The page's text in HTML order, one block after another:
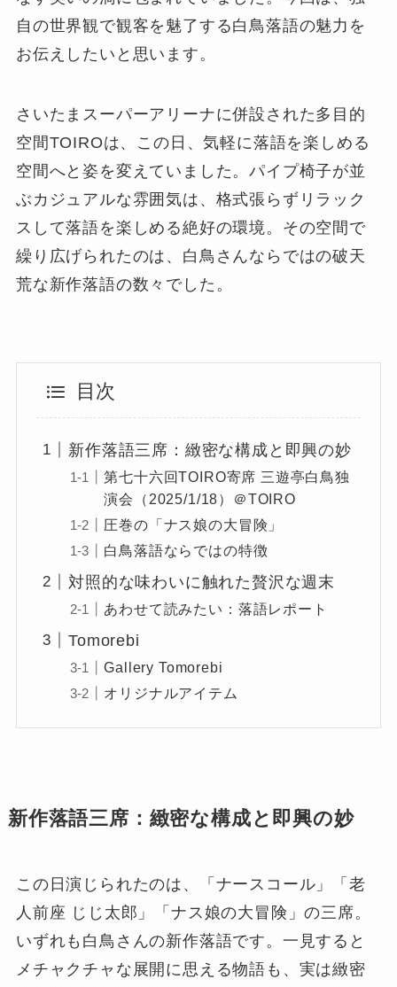
自の世界観で観客を魅了する白鳥落語の魅力を
お伝えしたいと思います。
さいたまスーパーアリーナに併設された多目的
空間TOIROは、この日、気軽に落語を楽しめる
空間へと姿を変えていました。パイプ椅子が並
ぶカジュアルな雰囲気は、格式張らずリラック
スして落語を楽しめる絶好の環境。その空間で
繰り広げられたのは、白鳥さんならではの破天
荒な新作落語の数々でした。
目次
新作落語三席：緻密な構成と即興の妙
第七十六回TOIRO寄席 三遊亭白鳥独
演会（2025/1/18）＠TOIRO
圧巻の「ナス娘の大冒険」
白鳥落語ならではの特徴
対照的な味わいに触れた贅沢な週末
あわせて読みたい：落語レポート
Tomorebi
Gallery Tomorebi
オリジナルアイテム
新作落語三席：緻密な構成と即興の妙
この日演じられたのは、「ナースコール」「老
人前座 じじ太郎」「ナス娘の大冒険」の三席。
いずれも白鳥さんの新作落語です。一見すると
メチャクチャな展開に思える物語も、実は緻密